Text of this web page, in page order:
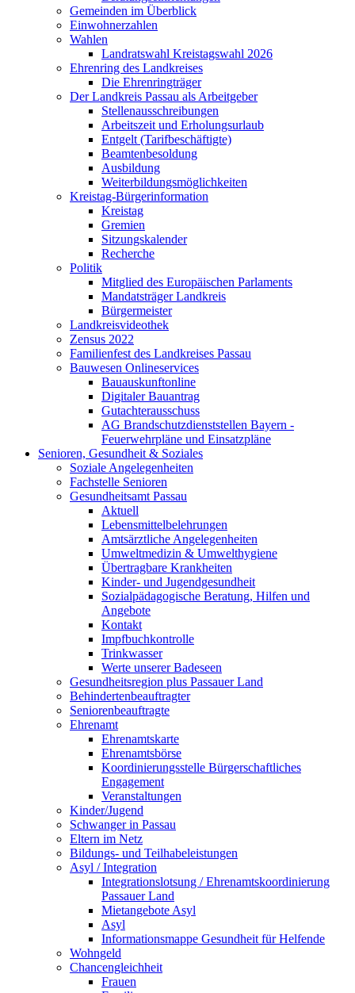
Gemeinden im Überblick
Einwohnerzahlen
Wahlen
Landratswahl Kreistagswahl 2026
Ehrenring des Landkreises
Die Ehrenringträger
Der Landkreis Passau als Arbeitgeber
Stellenausschreibungen
Arbeitszeit und Erholungsurlaub
Entgelt (Tarifbeschäftigte)
Beamtenbesoldung
Ausbildung
Weiterbildungsmöglichkeiten
Kreistag-Bürgerinformation
Kreistag
Gremien
Sitzungskalender
Recherche
Politik
Mitglied des Europäischen Parlaments
Mandatsträger Landkreis
Bürgermeister
Landkreisvideothek
Zensus 2022
Familienfest des Landkreises Passau
Bauwesen Onlineservices
Bauauskunftonline
Digitaler Bauantrag
Gutachterausschuss
AG Brandschutzdienststellen Bayern -
Feuerwehrpläne und Einsatzpläne
Senioren, Gesundheit & Soziales
Soziale Angelegenheiten
Fachstelle Senioren
Gesundheitsamt Passau
Aktuell
Lebensmittelbelehrungen
Amtsärztliche Angelegenheiten
Umweltmedizin & Umwelthygiene
Übertragbare Krankheiten
Kinder- und Jugendgesundheit
Sozialpädagogische Beratung, Hilfen und
Angebote
Kontakt
Impfbuchkontrolle
Trinkwasser
Werte unserer Badeseen
Gesundheitsregion plus Passauer Land
Behindertenbeauftragter
Seniorenbeauftragte
Ehrenamt
Ehrenamtskarte
Ehrenamtsbörse
Koordinierungsstelle Bürgerschaftliches
Engagement
Veranstaltungen
Kinder/Jugend
Schwanger in Passau
Eltern im Netz
Bildungs- und Teilhabeleistungen
Asyl / Integration
Integrationslotsung / Ehrenamtskoordinierung
Passauer Land
Mietangebote Asyl
Asyl
Informationsmappe Gesundheit für Helfende
Wohngeld
Chancengleichheit
Frauen